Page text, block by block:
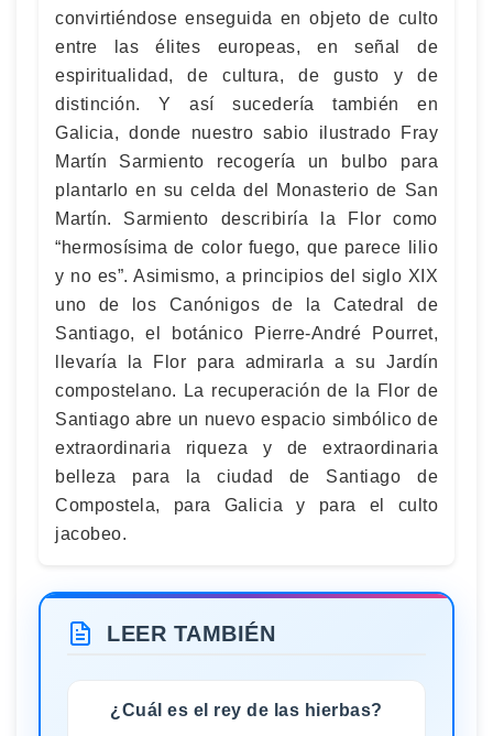
convirtiéndose enseguida en objeto de culto
entre las élites europeas, en señal de
espiritualidad, de cultura, de gusto y de
distinción. Y así sucedería también en
Galicia, donde nuestro sabio ilustrado Fray
Martín Sarmiento recogería un bulbo para
plantarlo en su celda del Monasterio de San
Martín. Sarmiento describiría la Flor como
“hermosísima de color fuego, que parece lilio
y no es”. Asimismo, a principios del siglo XIX
uno de los Canónigos de la Catedral de
Santiago, el botánico Pierre-André Pourret,
llevaría la Flor para admirarla a su Jardín
compostelano. La recuperación de la Flor de
Santiago abre un nuevo espacio simbólico de
extraordinaria riqueza y de extraordinaria
belleza para la ciudad de Santiago de
Compostela, para Galicia y para el culto
jacobeo.
LEER TAMBIÉN
¿Cuál es el rey de las hierbas?